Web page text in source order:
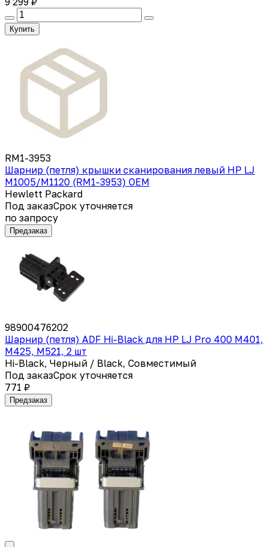
Купить
RM1-3953
Шарнир (петля) крышки сканирования левый HP LJ
M1005/M1120 (RM1-3953) OEM
Hewlett Packard
Под заказСрок уточняется
по запросу
Предзаказ
98900476202
Шарнир (петля) ADF Hi-Black для HP LJ Pro 400 M401,
M425, M521, 2 шт
Hi-Black, Черный / Black, Совместимый
Под заказСрок уточняется
771 ₽
Предзаказ